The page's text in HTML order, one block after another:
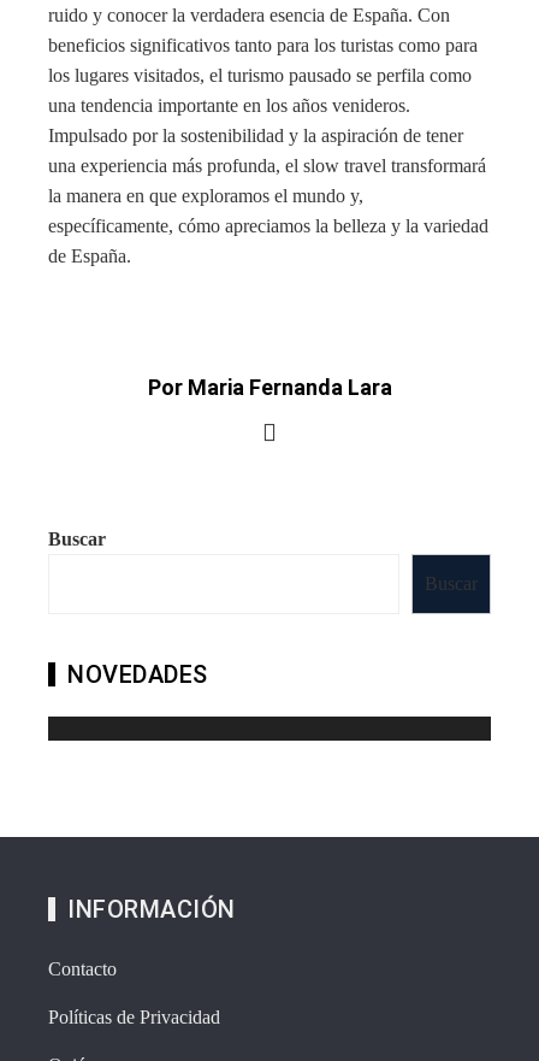
ruido y conocer la verdadera esencia de España. Con
beneficios significativos tanto para los turistas como para
los lugares visitados, el turismo pausado se perfila como
una tendencia importante en los años venideros.
Impulsado por la sostenibilidad y la aspiración de tener
una experiencia más profunda, el slow travel transformará
la manera en que exploramos el mundo y,
específicamente, cómo apreciamos la belleza y la variedad
de España.
Por Maria Fernanda Lara
Buscar
Buscar
NOVEDADES
INFORMACIÓN
Contacto
Políticas de Privacidad